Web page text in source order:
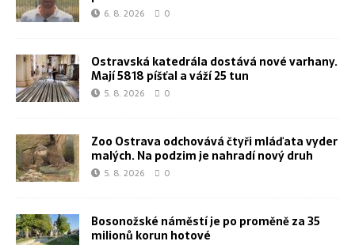
6. 8. 2026 0
Ostravská katedrála dostává nové varhany.
Mají 5818 píšťal a váží 25 tun
5. 8. 2026 0
Zoo Ostrava odchovává čtyři mláďata vyder
malých. Na podzim je nahradí nový druh
5. 8. 2026 0
Bosonožské náměstí je po proměně za 35
milionů korun hotové